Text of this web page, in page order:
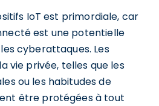
IoT est primordiale, car
est une potentielle
cyberattaques. Les
vie privée, telles que les
ou les habitudes de
être protégées à tout